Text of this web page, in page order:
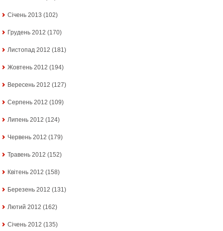
Січень 2013 (102)
Грудень 2012 (170)
Листопад 2012 (181)
Жовтень 2012 (194)
Вересень 2012 (127)
Серпень 2012 (109)
Липень 2012 (124)
Червень 2012 (179)
Травень 2012 (152)
Квітень 2012 (158)
Березень 2012 (131)
Лютий 2012 (162)
Січень 2012 (135)